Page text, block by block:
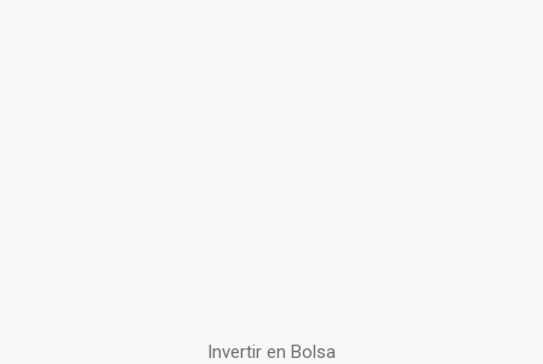
Invertir en Bolsa